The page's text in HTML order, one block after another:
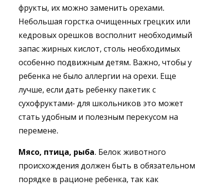
фрукты, их можно заменить орехами.
Небольшая горстка очищенных грецких или
кедровых орешков восполнит необходимый
запас жирных кислот, столь необходимых
особенно подвижным детям. Важно, чтобы у
ребенка не было аллергии на орехи. Еще
лучше, если дать ребенку пакетик с
сухофруктами- для школьников это может
стать удобным и полезным перекусом на
перемене.
Мясо, птица, рыба. Белок животного
происхождения должен быть в обязательном
порядке в рационе ребенка, так как